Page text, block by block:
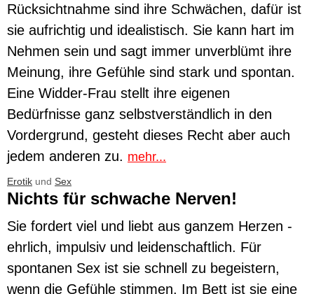
Rücksichtnahme sind ihre Schwächen, dafür ist
sie aufrichtig und idealistisch. Sie kann hart im
Nehmen sein und sagt immer unverblümt ihre
Meinung, ihre Gefühle sind stark und spontan.
Eine Widder-Frau stellt ihre eigenen
Bedürfnisse ganz selbstverständlich in den
Vordergrund, gesteht dieses Recht aber auch
jedem anderen zu. mehr...
Erotik und Sex
Nichts für schwache Nerven!
Sie fordert viel und liebt aus ganzem Herzen -
ehrlich, impulsiv und leidenschaftlich. Für
spontanen Sex ist sie schnell zu begeistern,
wenn die Gefühle stimmen. Im Bett ist sie eine